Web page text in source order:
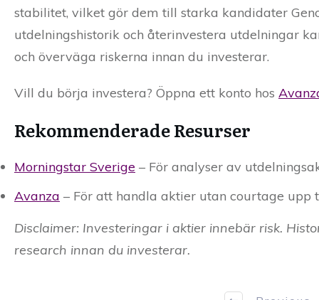
stabilitet, vilket gör dem till starka kandidater
utdelningshistorik och återinvestera utdelningar
och överväga riskerna innan du investerar.
Vill du börja investera? Öppna ett konto hos
Rekommenderade Resurser
Morningstar Sverige – För analyser av
Avanza – För att handla aktier utan courtage upp
Disclaimer: Investeringar i aktier innebär risk.
research innan du investerar.